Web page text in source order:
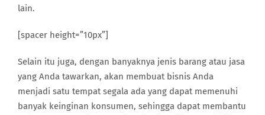
lain.
[spacer height=”10px”]
Selain itu juga, dengan banyaknya jenis barang atau jasa
yang Anda tawarkan, akan membuat bisnis Anda
menjadi satu tempat segala ada yang dapat memenuhi
banyak keinginan konsumen, sehingga dapat membantu